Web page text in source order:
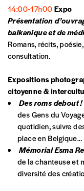
Mot de passe
par l’acheteur
peut être une
qu’il estime
activités et
d’affirmer
vous-mêmes
Cette valeur
ou supérieure
manière, vous
de rédaction
motivations.
En pratique
Vous vous
14:00-17h00Expo
Présentation
balkanique et de
Romans, récits,
consultation.
Expositions
citoyenne &
Des roms debout !
des Gens du
quotidien, suivre
place en Belgique…
Mémorial Esma
de la chanteuse et
diversité des